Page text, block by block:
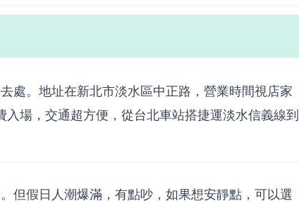
處。地址在新北市淡水區中正路，營業時間視店家
場，交通超方便，從台北車站搭捷運淡水信義線到
但假日人潮爆滿，有點吵，如果想安靜點，可以選